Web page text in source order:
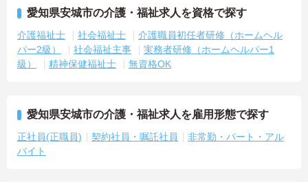
愛知県安城市の介護・福祉求人を資格で探す
介護福祉士 社会福祉士
介護職員初任者研修（ホームヘル
パー2級）
社会福祉主事
実務者研修（ホームヘルパー1
級）
精神保健福祉士 無資格OK
愛知県安城市の介護・福祉求人を雇用形態で探す
正社員(正職員) 契約社員・嘱託社員
非常勤・パート・アル
バイト